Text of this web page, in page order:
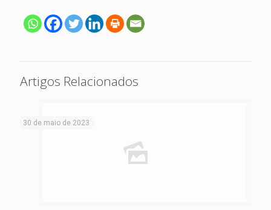
Artigos Relacionados
30 de maio de 2023